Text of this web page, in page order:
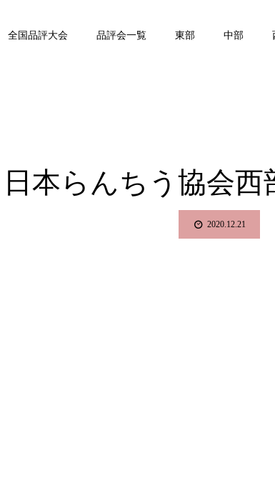
全国品評大会 品評会一覧 東部 中部
日本らんちう協会
2020.12.21